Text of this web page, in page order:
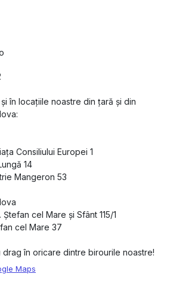
în locațiile noastre din țară și din
Consiliului Europei 1
14
Mangeron 53
Ștefan cel Mare și Sfânt 115/1
cel Mare 37
drag în oricare dintre birourile noastre!
Maps